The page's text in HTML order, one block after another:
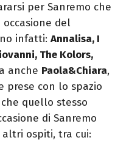
per Sanremo che
del
infatti: Annalisa, I
The Kolors,
anche Paola&Chiara,
prese con lo spazio
che quello stesso
di Sanremo
altri ospiti, tra cui: